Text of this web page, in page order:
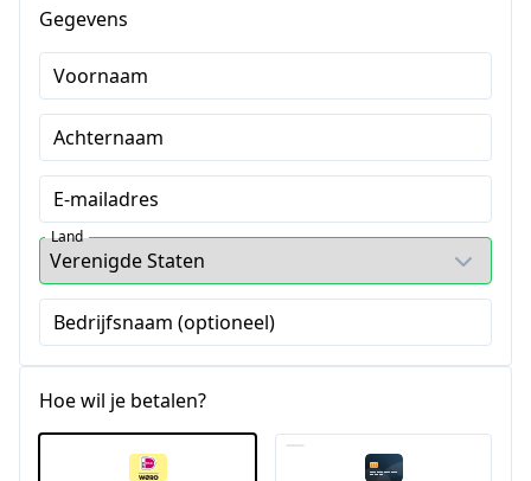
Gegevens
Voornaam
Achternaam
E-mailadres
Land
Bedrijfsnaam (optioneel)
Hoe wil je betalen?